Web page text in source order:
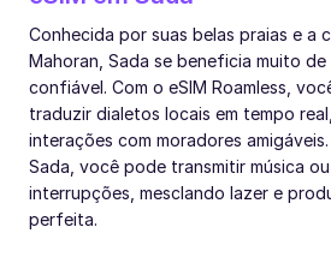
Conhecida por suas belas praias e a
Mahoran, Sada se beneficia muito
confiável. Com o eSIM Roamless,
traduzir dialetos locais em tempo
interações com moradores
Sada, você pode transmitir música
interrupções, mesclando lazer e
perfeita.